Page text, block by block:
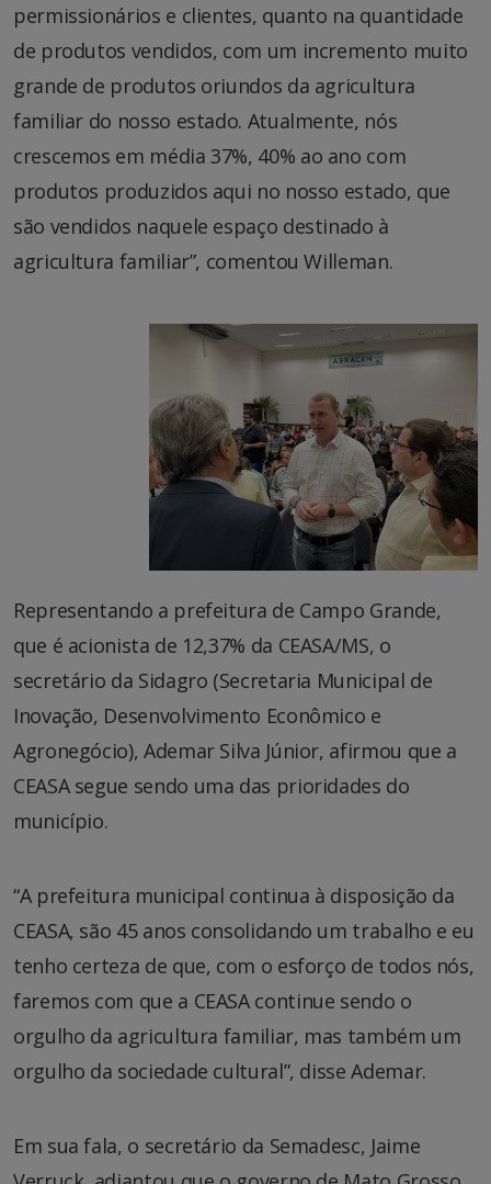
permissionários e clientes, quanto na quantidade
de produtos vendidos, com um incremento muito
grande de produtos oriundos da agricultura
familiar do nosso estado. Atualmente, nós
crescemos em média 37%, 40% ao ano com
produtos produzidos aqui no nosso estado, que
são vendidos naquele espaço destinado à
agricultura familiar”, comentou Willeman.
Representando a prefeitura de Campo Grande,
que é acionista de 12,37% da CEASA/MS, o
secretário da Sidagro (Secretaria Municipal de
Inovação, Desenvolvimento Econômico e
Agronegócio), Ademar Silva Júnior, afirmou que a
CEASA segue sendo uma das prioridades do
município.
“A prefeitura municipal continua à disposição da
CEASA, são 45 anos consolidando um trabalho e eu
tenho certeza de que, com o esforço de todos nós,
faremos com que a CEASA continue sendo o
orgulho da agricultura familiar, mas também um
orgulho da sociedade cultural”, disse Ademar.
Em sua fala, o secretário da Semadesc, Jaime